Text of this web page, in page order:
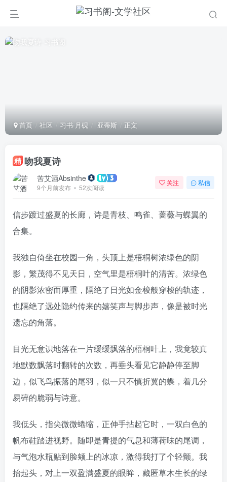
首页 社区 习书·月砚 亚蒂斯 正文
精 吻我夏诗
苦艾酒Absinthe
9个月前发布 52次阅读
关注 私信
信步踱过盛夏的长廊，诗是青枝、鸣雀、蔷薇与蝶翼的
合集。
我独自倚坐在校园一角，头顶上是梧桐树浓绿色的阴
影，繁茂得不见天日，空气里是梧桐叶的清苦。浓绿色
的阴影浓密而厚重，隔绝了日光如金梭般穿梭的轨迹，
也隔绝了远处隐约传来的嬉笑声与脚步声，像是被时光
遗忘的角落。
目光无意识地落在一片缓缓飘落的梧桐叶上，我竟较真
地默数飘落时翻转的次数，再垂头看见它静静停至脚
边，似飞鸟振落的尾羽，似一只不慎折翼的蝶，着几分
易碎的脆弱与诗意。
我低头，指尖微微蜷缩，正伸手拈起它时，一双白色的
帆布鞋踏进视野。随即是青提的气息和薄荷味的尾调，
与气泡水瓶贴到脸颊上的冰凉，激得我打了个轻颤。我
抬起头，对上一双盈满盛夏的眼眸，藏匿草木生长的绿